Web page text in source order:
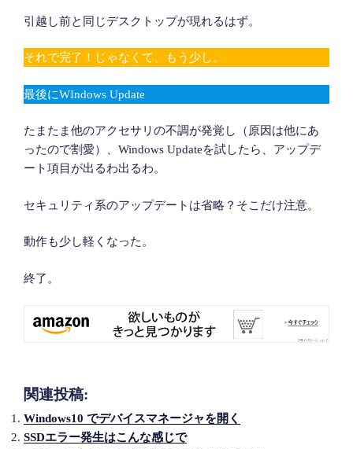
引越し前と同じデスクトップが現れるはず。
それで完了！じゃなくて、もう少し。
最後にWIndows Update
たまたま他のアクセサリの不調が発覚し（原因は他にあ
ったので割愛）、Windows Updateを試したら、アップデ
ート項目が出るわ出るわ。
セキュリティ系のアップデートは省略？そこだけ注意。
動作も少し軽くなった。
終了。
関連投稿:
Windows10 でデバイスマネージャを開く
SSDエラー発生はこんな感じで